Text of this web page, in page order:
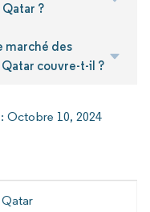
?
marché des
couvre-t-il ?
Octobre 10, 2024